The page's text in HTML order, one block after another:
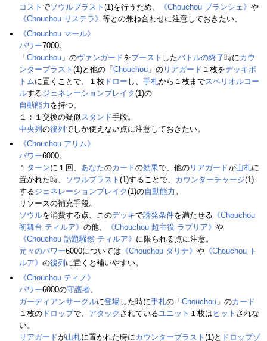
コスト でソウルブラスト (1)を行うため、 《Chouchou ブランシェ》 や
《Chouchou リステラ》 等との兼ね合わせに注意しておきたい、
《Chouchou マール》
パワー7000。
「 Chouchou 」のヴァンガードをブースト したバトルの終了時にカウ
ンターブラスト (1)と他の「 Chouchou 」の リアガード １枚をデッキボ
トムに置くことで、１枚 ドロー し、 手札から１枚までスペリオルコー
ルするジェネレーションブレイク(1)の
自動能力 を持つ。
１：１交換の疑似 スタンド手段。
中央列 の後列 でしか使えない点に注意しておきたい。
《Chouchou アリム》
パワー6000。
１ ターンに１回、 あなたのカードの効果で、他の リアガードが山札に
置かれた時、
ソウルブラスト (1)することで、 カウンターチャージ(1)
するジェネレーションブレイク(1)の自動能力 。
リソースの補充手段。
ソウルを消費する点、このデッキで誘発条件を満たせる 《Chouchou
初舞台 ティルア》 の他、 《Chouchou 超主役 ラプリア》 や
《Chouchou 話題騒然 ティルア》 に限られる点に注意。
元々のパワー6000については 《Chouchou ダリナ》 や 《Chouchou ト
ルア》 の後列 に置くと補いやすい。
《Chouchou ティノ》
パワー6000の守護者。
ガーディアンサークルに登場した時に手札の「 Chouchou 」のカード
１枚の ドロップで、 アタック されているユニット １枚は ヒット されな
い。
リアガードが山札に置かれた時にカウンターブラスト (1)と ドロップゾ